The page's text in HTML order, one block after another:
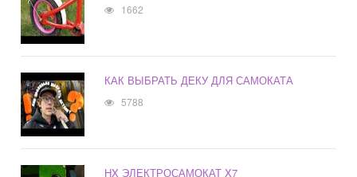
1662
КАК ВЫБРАТЬ ДЕКУ ДЛЯ САМОКАТА
5788
HX ЭЛЕКТРОСАМОКАТ X7